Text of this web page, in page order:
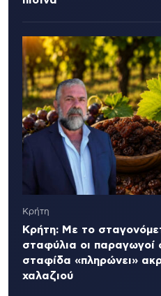
Κρήτη
Κρήτη: Με το
σταφύλια οι παραγωγοί
σταφίδα «πληρώνει»
χαλαζιού